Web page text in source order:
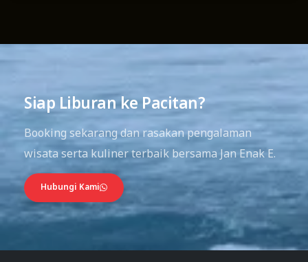
01 03
Siap Liburan ke Pacitan?
Booking sekarang dan rasakan pengalaman
wisata serta kuliner terbaik bersama Jan Enak E.
Hubungi Kami